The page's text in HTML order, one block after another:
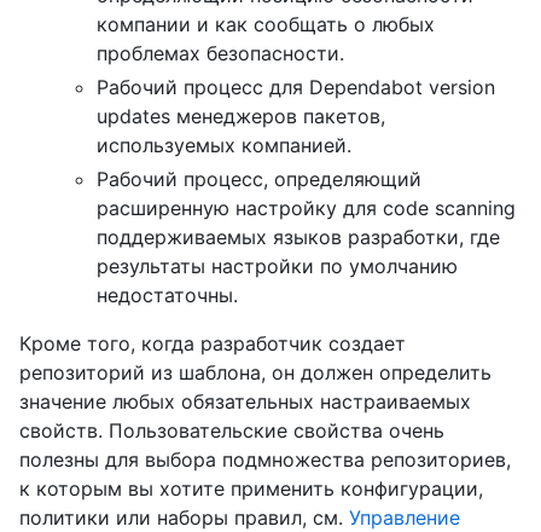
компании и как сообщать о любых
проблемах безопасности.
Рабочий процесс для Dependabot version
updates менеджеров пакетов,
используемых компанией.
Рабочий процесс, определяющий
расширенную настройку для code scanning
поддерживаемых языков разработки, где
результаты настройки по умолчанию
недостаточны.
Кроме того, когда разработчик создает
репозиторий из шаблона, он должен определить
значение любых обязательных настраиваемых
свойств. Пользовательские свойства очень
полезны для выбора подмножества репозиториев,
к которым вы хотите применить конфигурации,
политики или наборы правил, см. Управление